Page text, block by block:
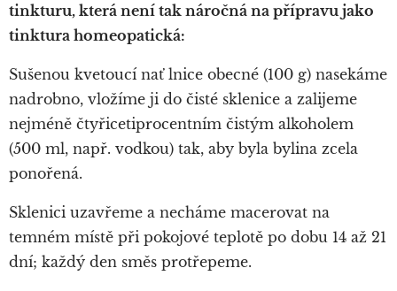
tinkturu, která není tak náročná na přípravu jako
tinktura homeopatická:
Sušenou kvetoucí nať lnice obecné (100 g) nasekáme
nadrobno, vložíme ji do čisté sklenice a zalijeme
nejméně čtyřicetiprocentním čistým alkoholem
(500 ml, např. vodkou) tak, aby byla bylina zcela
ponořená.
Sklenici uzavřeme a necháme macerovat na
temném místě při pokojové teplotě po dobu 14 až 21
dní; každý den směs protřepeme.